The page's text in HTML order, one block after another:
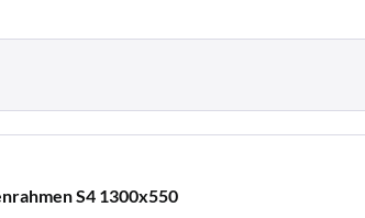
S4 1300x550